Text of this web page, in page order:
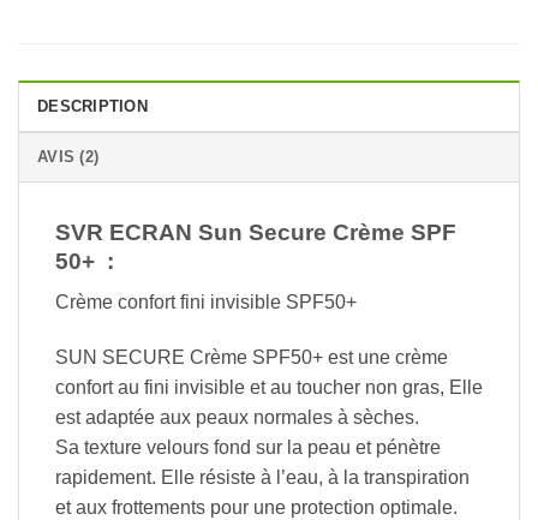
DESCRIPTION
AVIS (2)
SVR ECRAN Sun Secure Crème SPF
50+ :
Crème confort fini invisible SPF50+
SUN SECURE Crème SPF50+ est une crème
confort au fini invisible et au toucher non gras, Elle
est adaptée aux peaux normales à sèches.
Sa texture velours fond sur la peau et pénètre
rapidement. Elle résiste à l’eau, à la transpiration
et aux frottements pour une protection optimale.